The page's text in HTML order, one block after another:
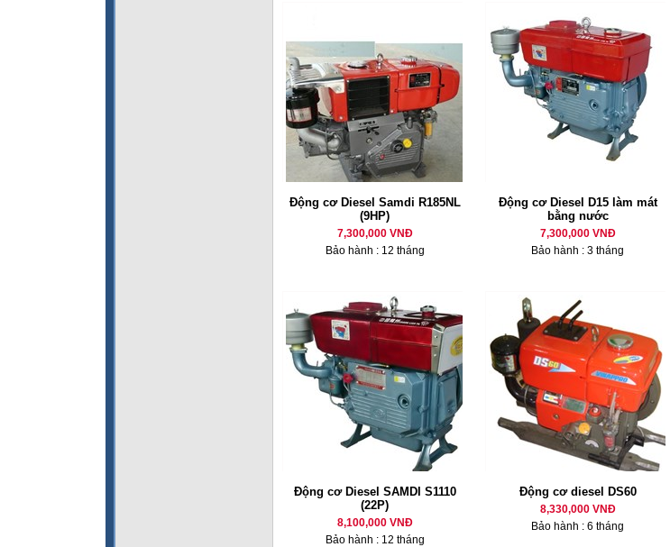
Động cơ Diesel Samdi R185NL
(9HP)
7,300,000 VNĐ
Bảo hành : 12 tháng
Động cơ Diesel D15 làm mát
bằng nước
7,300,000 VNĐ
Bảo hành : 3 tháng
Động cơ Diesel SAMDI S1110
(22P)
8,100,000 VNĐ
Bảo hành : 12 tháng
Động cơ diesel DS60
8,330,000 VNĐ
Bảo hành : 6 tháng